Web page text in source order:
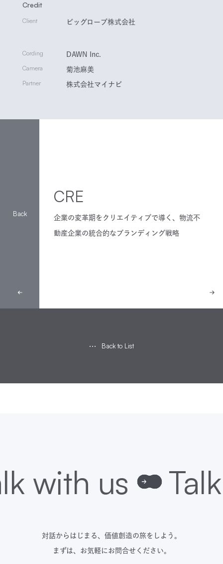
Credit
Client ビッグローブ株式会社
Cording DAWN Inc.
Camera 菊池麻美
Partner 株式会社マイナビ
CRE
企業の変革期をクリエイティブで導く、物流不
動産企業の統合的なブランディング戦略
対話からはじまる、価値創造の旅をしよう。
まずは、お気軽にお問合せください。